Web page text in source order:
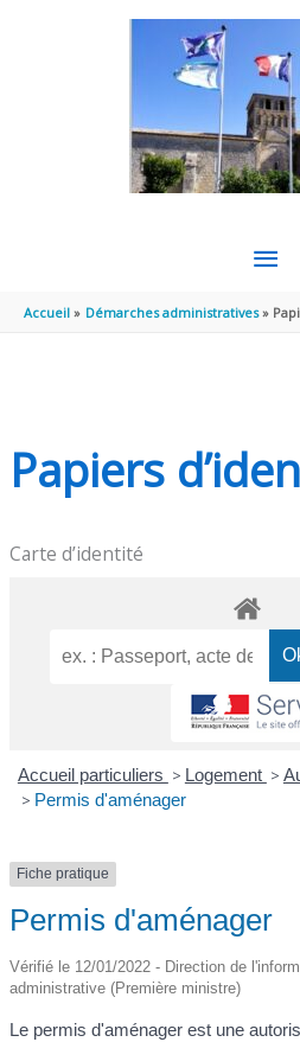
MENU
Accueil Démarches administratives
Papiers
Carte d’identité
Accueil particuliers > Logement >
> Permis d'aménager
Fiche pratique
Permis d'aménager
Vérifié le 12/01/2022 - Direction de
administrative (Première ministre)
Le permis d'aménager est une